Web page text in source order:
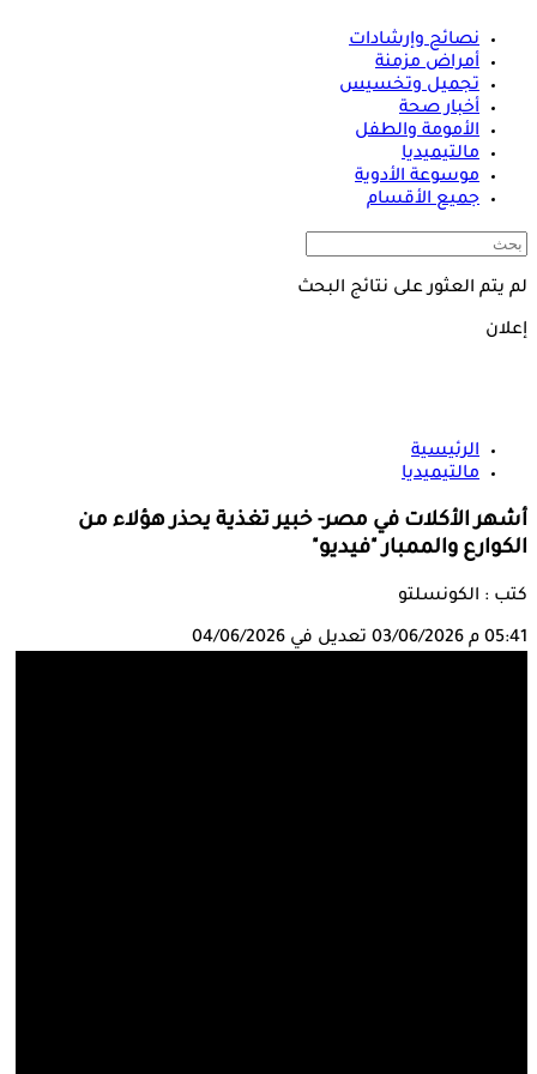
نصائح وإرشادات
أمراض مزمنة
تجميل وتخسيس
أخبار صحة
الأمومة والطفل
مالتيميديا
موسوعة الأدوية
جميع الأقسام
لم يتم العثور على نتائج البحث
إعلان
الرئيسية
مالتيميديا
أشهر الأكلات في مصر- خبير تغذية يحذر هؤلاء من
الكوارع والممبار "فيديو"
كتب : الكونسلتو
05:41 م 03/06/2026 تعديل في 04/06/2026